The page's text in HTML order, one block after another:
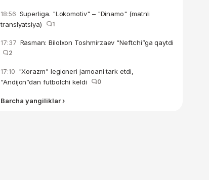
18:56 Superliga. "Lokomotiv" – "Dinamo" (matnli
translyatsiya)
1
17:37 Rasman: Bilolxon Toshmirzaev “Neftchi”ga qaytdi
2
17:10 "Xorazm" legioneri jamoani tark etdi,
“Andijon”dan futbolchi keldi
0
Barcha yangiliklar ›